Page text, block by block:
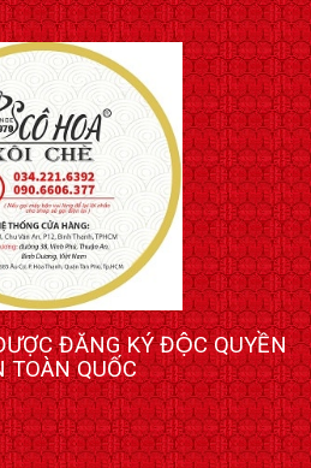
ĐĂNG KÝ ĐỘC QUYỀN
TOÀN QUỐC